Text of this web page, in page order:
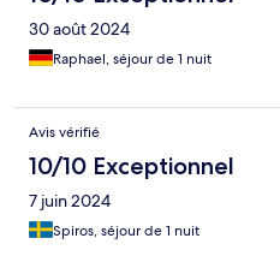
30 août 2024
Raphael, séjour de 1 nuit
Avis vérifié
10/10 Exceptionnel
7 juin 2024
Spiros, séjour de 1 nuit